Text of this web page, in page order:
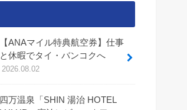
【ANAマイル特典航空券】仕事
と休暇でタイ・バンコクへ
2026.08.02
四万温泉「SHIN 湯治 HOTEL